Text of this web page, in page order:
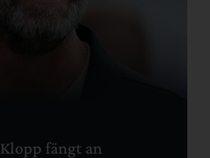
Klopp fängt an